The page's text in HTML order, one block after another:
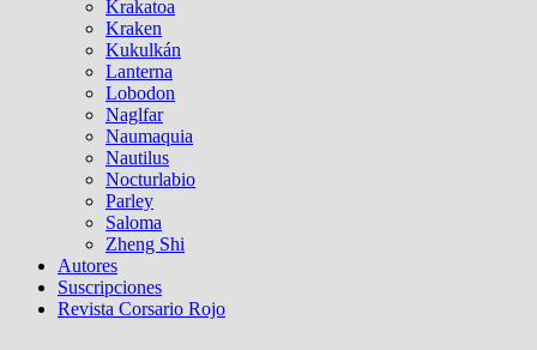
Krakatoa
Kraken
Kukulkán
Lanterna
Lobodon
Naglfar
Naumaquia
Nautilus
Nocturlabio
Parley
Saloma
Zheng Shi
Autores
Suscripciones
Revista Corsario Rojo